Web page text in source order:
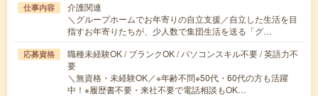
仕事内容
介護関連
＼グループホームでお年寄りの自立支援／自立した生活を目
指すお年寄りたちが、少人数で集団生活を送る「グ…
応募資格
職種未経験OK / ブランクOK / パソコンスキル不要 / 英語力不
要
＼無資格・未経験OK／※年齢不問※50代・60代の方も活躍
中！※履歴書不要・来社不要で電話相談もOK…